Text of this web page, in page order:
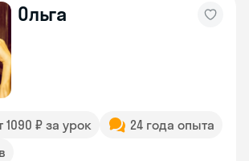
Ольга
1090 ₽ за урок
24 года опыта